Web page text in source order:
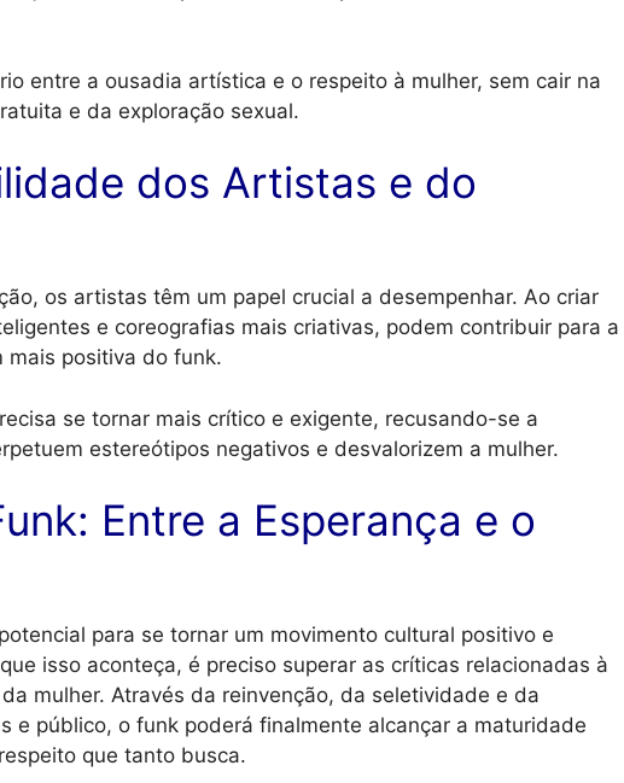
entre a ousadia artística e o respeito à mulher, sem cair na
e da exploração sexual.
dos Artistas e do
os artistas têm um papel crucial a desempenhar. Ao criar
e coreografias mais criativas, podem contribuir para a
mais positiva do funk.
se tornar mais crítico e exigente, recusando-se a
estereótipos negativos e desvalorizem a mulher.
Entre a Esperança e o
para se tornar um movimento cultural positivo e
isso aconteça, é preciso superar as críticas relacionadas à
mulher. Através da reinvenção, da seletividade e da
e público, o funk poderá finalmente alcançar a maturidade
que tanto busca.